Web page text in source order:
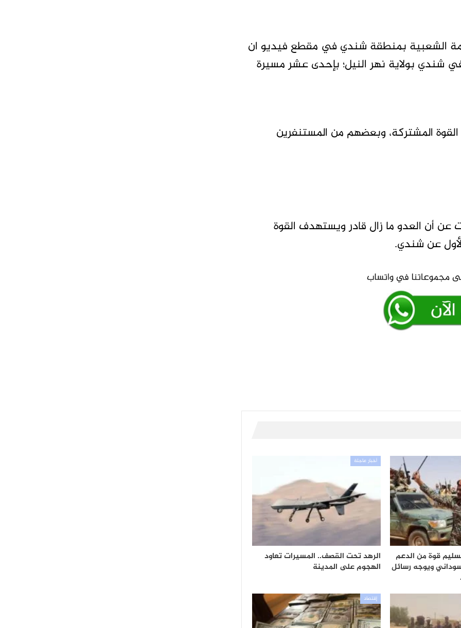
الشعبية بمنطقة شندي في مقطع فيديو ان
شندي بولاية نهر النيل؛ بإحدى عشر مسيرة
الهجوم أدى إلى 10 شهداء منهم 3 من القوة المشتركة، وبعضهم من المستنفرين
أن العدو ما زال قادر ويستهدف القوة
عن شندي.
قوة من الدعم
ويوجه رسائل
أخبار عاجلة
الرهد تحت القصف.. المسيرات تعاود
الهجوم على المدينة
إقتصاد